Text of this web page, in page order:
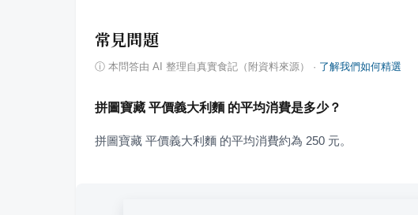
常見問題
ⓘ 本問答由 AI 整理自真實食記（附資料來源） · 了解我們如何精選
拼圖寶藏 平價義大利麵 的平均消費是多少？
拼圖寶藏 平價義大利麵 的平均消費約為 250 元。